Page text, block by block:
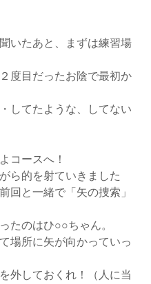
いたあと、まずは練習場
度目だったお陰で最初か
してたような、してない
コースへ！
ら的を射ていきました
回と一緒で「矢の捜索」
たのはひ○○ちゃん。
場所に矢が向かっていっ
外しておくれ！（人に当